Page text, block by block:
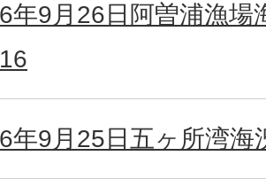
年9月26日阿曽浦漁場
年9月25日五ヶ所湾海